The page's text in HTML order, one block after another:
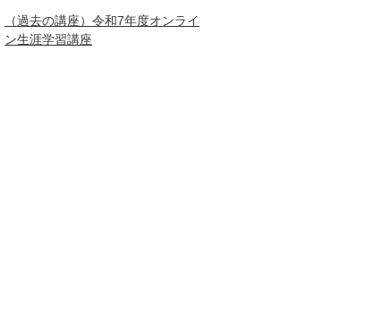
（過去の講座）令和7年度オンライ
ン生涯学習講座